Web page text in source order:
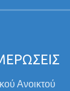
Ανοικτού